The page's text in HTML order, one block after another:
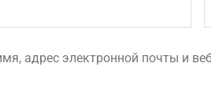
адрес электронной почты и